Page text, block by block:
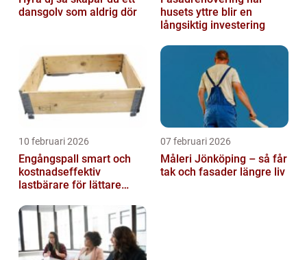
dansgolv som aldrig dör
husets yttre blir en
långsiktig investering
10 februari 2026
Engångspall smart och
kostnadseffektiv
lastbärare för lättare
07 februari 2026
Måleri Jönköping – så får
tak och fasader längre liv